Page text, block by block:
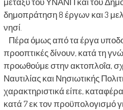
δημοπράτηση 8 έργων και 3
νησί.
Πέρα όμως από τα έργα
προοπτικές δίνουν, κατά τη
προωθούμε στην ακτοπλοΐα,
Ναυτιλίας και Νησιωτικής
χαρακτηριστικά είπε,
κατά 7 εκ τον προϋπολογισμό